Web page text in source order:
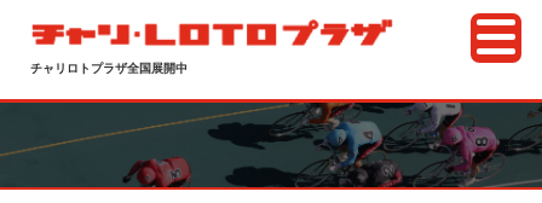
チャリロトプラザ全国展開中